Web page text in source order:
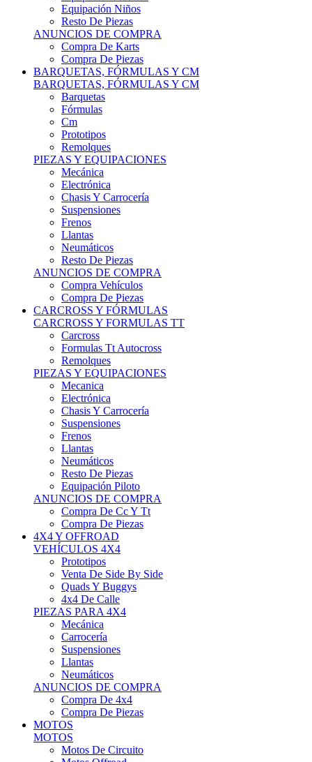
Equipación Niños
Resto De Piezas
ANUNCIOS DE COMPRA
Compra De Karts
Compra De Piezas
BARQUETAS, FÓRMULAS Y CM
BARQUETAS, FÓRMULAS Y CM
Barquetas
Fórmulas
Cm
Prototipos
Remolques
PIEZAS Y EQUIPACIONES
Mecánica
Electrónica
Chasis Y Carrocería
Suspensiones
Frenos
Llantas
Neumáticos
Resto De Piezas
ANUNCIOS DE COMPRA
Compra Vehículos
Compra De Piezas
CARCROSS Y FÓRMULAS
CARCROSS Y FORMULAS TT
Carcross
Formulas Tt Autocross
Remolques
PIEZAS Y EQUIPACIONES
Mecanica
Electrónica
Chasis Y Carrocería
Suspensiones
Frenos
Llantas
Neumáticos
Resto De Piezas
Equipación Piloto
ANUNCIOS DE COMPRA
Compra De Cc Y Tt
Compra De Piezas
4X4 Y OFFROAD
VEHÍCULOS 4X4
Prototipos
Venta De Side By Side
Quads Y Buggys
4x4 De Calle
PIEZAS PARA 4X4
Mecánica
Carrocería
Suspensiones
Llantas
Neumáticos
ANUNCIOS DE COMPRA
Compra De 4x4
Compra De Piezas
MOTOS
MOTOS
Motos De Circuito